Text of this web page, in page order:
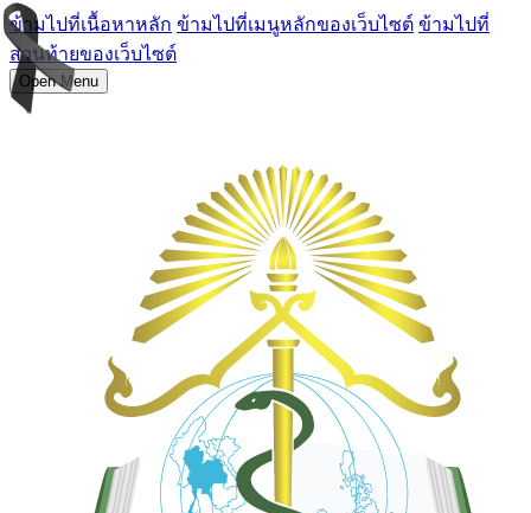
ข้ามไปที่เนื้อหาหลัก ข้ามไปที่เมนูหลักของเว็บไซต์ ข้ามไปที่
ส่วนท้ายของเว็บไซต์
Open Menu